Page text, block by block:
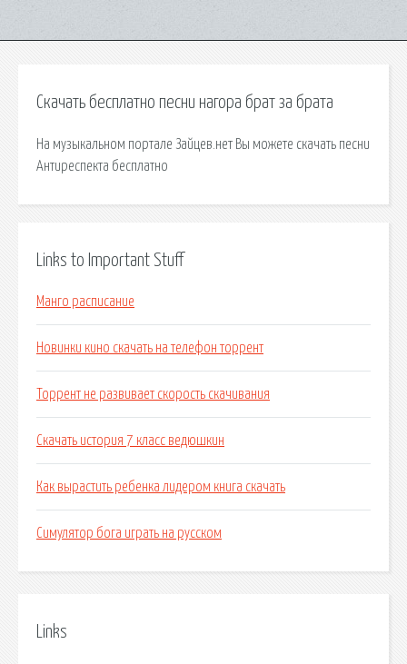
Скачать бесплатно песни нагора брат за брата
На музыкальном портале Зайцев.нет Вы можете скачать песни
Антиреспекта бесплатно
Links to Important Stuff
Манго расписание
Новинки кино скачать на телефон торрент
Торрент не развивает скорость скачивания
Скачать история 7 класс ведюшкин
Как вырастить ребенка лидером книга скачать
Симулятор бога играть на русском
Links